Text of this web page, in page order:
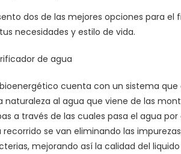
dos de las mejores opciones para
necesidades y estilo de vida.
de agua
cuenta con un sistema que
naturaleza al agua que viene de las
a través de las cuales pasa el agua
se van eliminando las
mejorando así la calidad del